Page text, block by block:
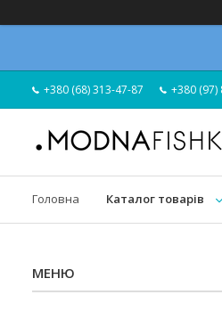
+380 (68) 313-47-87 +380 (97)
Головна Каталог товарів